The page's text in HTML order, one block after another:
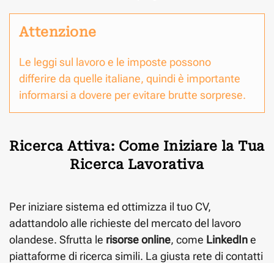
Attenzione
Le leggi sul lavoro e le imposte possono
differire da quelle italiane, quindi è importante
informarsi a dovere per evitare brutte sorprese.
Ricerca Attiva: Come Iniziare la Tua
Ricerca Lavorativa
Per iniziare sistema ed ottimizza il tuo CV,
adattandolo alle richieste del mercato del lavoro
olandese. Sfrutta le risorse online, come LinkedIne
piattaforme di ricerca simili. La giusta rete di contatti